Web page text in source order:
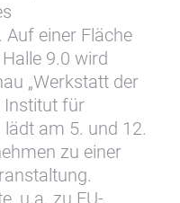
einer Fläche
9.0 wird
„Werkstatt der
Institut für
am 5. und 12.
zu einer
u.a. zu EU-